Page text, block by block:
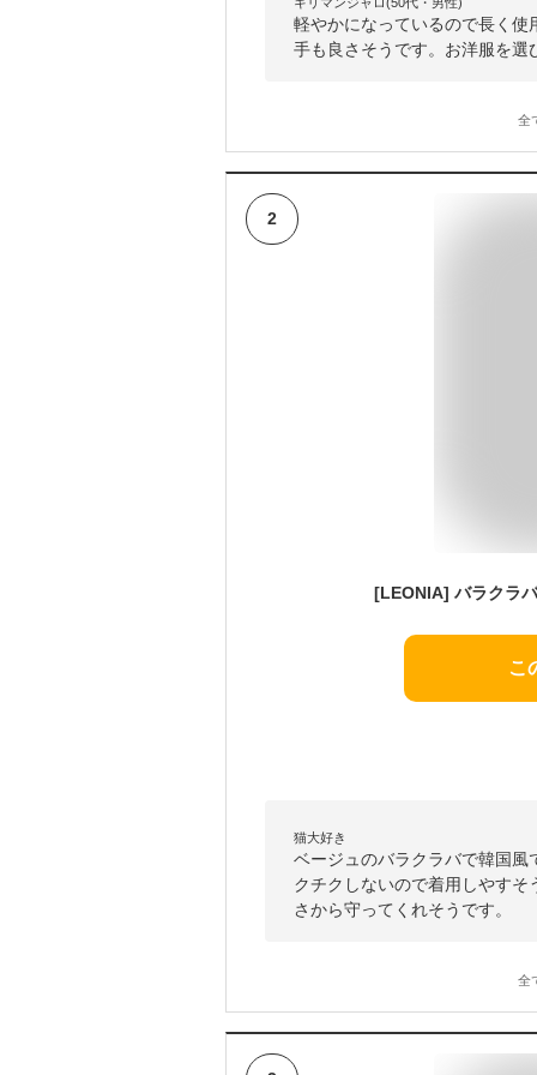
軽やかになっているので長く
手も良さそうです。お洋服を
全
2
こ
猫大好き
ベージュのバラクラバで韓国
クチクしないので着用しやす
さから守ってくれそうです。
全